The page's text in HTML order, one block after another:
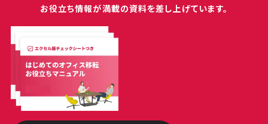
お役立ち情報が満載の資料を差し上げています。